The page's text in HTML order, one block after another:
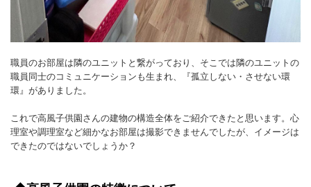
職員のお部屋は隣のユニットと繋がっており、そこでは隣のユニットの
職員同士のコミュニケーションも生まれ、『孤立しない・させない環
環』がありました。
これで高風子供園さんの建物の構造全体をご紹介できたと思います。心
理室や調理室など細かなお部屋は撮影できませんでしたが、イメージは
できたのではないでしょうか？